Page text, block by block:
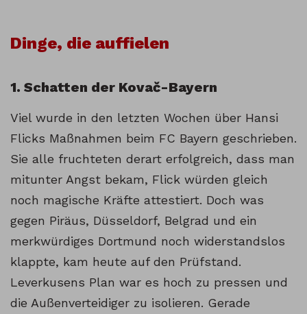
Dinge, die auffielen
1. Schatten der Kovač-Bayern
Viel wurde in den letzten Wochen über Hansi
Flicks Maßnahmen beim FC Bayern geschrieben.
Sie alle fruchteten derart erfolgreich, dass man
mitunter Angst bekam, Flick würden gleich
noch magische Kräfte attestiert. Doch was
gegen Piräus, Düsseldorf, Belgrad und ein
merkwürdiges Dortmund noch widerstandslos
klappte, kam heute auf den Prüfstand.
Leverkusens Plan war es hoch zu pressen und
die Außenverteidiger zu isolieren. Gerade